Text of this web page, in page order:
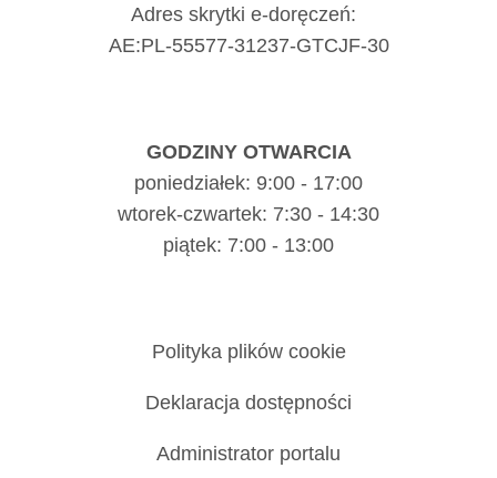
Adres skrytki e-doręczeń:
AE:PL-55577-31237-GTCJF-30
GODZINY OTWARCIA
poniedziałek: 9:00 - 17:00
wtorek-czwartek: 7:30 - 14:30
piątek: 7:00 - 13:00
Polityka plików cookie
Deklaracja dostępności
Administrator portalu